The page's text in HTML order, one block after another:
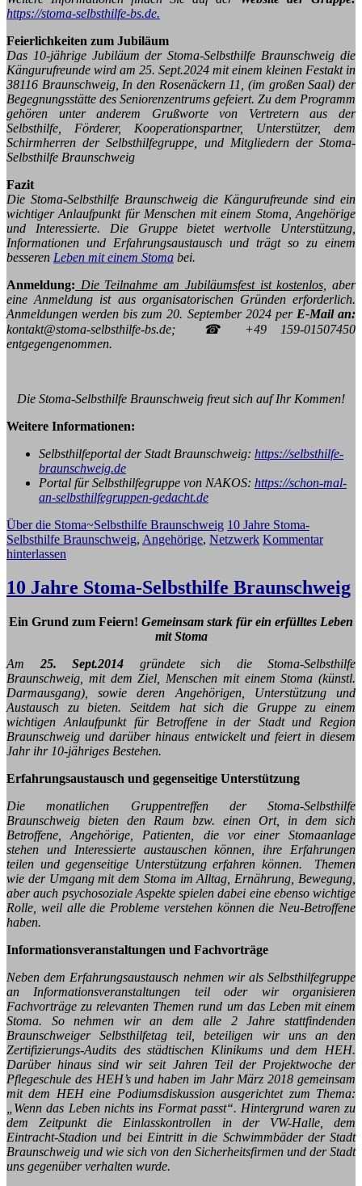
https://stoma-selbsthilfe-bs.de.
Feierlichkeiten zum Jubiläum
Das 10-jährige Jubiläum der Stoma-Selbsthilfe Braunschweig die
Kängurufreunde wird am 25. Sept.2024 mit einem kleinen Festakt in
38116 Braunschweig, In den Rosenäckern 11, (im großen Saal) der
Begegnungsstätte des Seniorenzentrums gefeiert. Zu dem Programm
gehören unter anderem Grußworte von Vertretern aus der
Selbsthilfe, Förderer, Kooperationspartner, Unterstützer, dem
Schirmherren der Selbsthilfegruppe, und Mitgliedern der Stoma-
Selbsthilfe Braunschweig
Fazit
Die Stoma-Selbsthilfe Braunschweig die Kängurufreunde sind ein
wichtiger Anlaufpunkt für Menschen mit einem Stoma, Angehörige
und Interessierte. Die Gruppe bietet wertvolle Unterstützung,
Informationen und Erfahrungsaustausch und trägt so zu einem
besseren Leben mit einem Stoma bei.
Anmeldung: Die Teilnahme am Jubiläumsfest ist kostenlos,
aber
eine Anmeldung ist aus organisatorischen Gründen erforderlich.
Anmeldungen werden bis zum 20. September 2024 per E-Mail an:
kontakt@stoma-selbsthilfe-bs.de; ☎ +49 159-01507450
entgegengenommen.
Die Stoma-Selbsthilfe Braunschweig freut sich auf Ihr Kommen!
Weitere Informationen:
Selbsthilfeportal der Stadt Braunschweig: https://selbsthilfe-
braunschweig.de
Portal für Selbsthilfegruppe von NAKOS: https://schon-mal-
an-selbsthilfegruppen-gedacht.de
Über die Stoma~Selbsthilfe Braunschweig 10 Jahre Stoma-
Selbsthilfe Braunschweig, Angehörige, Netzwerk Kommentar
hinterlassen
10 Jahre Stoma-Selbsthilfe Braunschweig
Ein Grund zum Feiern! Gemeinsam stark für ein erfülltes Leben
mit Stoma
Am 25. Sept.2014 gründete sich die Stoma-Selbsthilfe
Braunschweig, mit dem Ziel, Menschen mit einem Stoma (künstl.
Darmausgang), sowie deren Angehörigen, Unterstützung und
Austausch zu bieten. Seitdem hat sich die Gruppe zu einem
wichtigen Anlaufpunkt für Betroffene in der Stadt und Region
Braunschweig und darüber hinaus entwickelt und feiert in diesem
Jahr ihr 10-jähriges Bestehen.
Erfahrungsaustausch und gegenseitige Unterstützung
Die monatlichen Gruppentreffen der Stoma-Selbsthilfe
Braunschweig bieten den Raum bzw. einen Ort, in dem sich
Betroffene, Angehörige, Patienten, die vor einer Stomaanlage
stehen und Interessierte austauschen können, ihre Erfahrungen
teilen und gegenseitige Unterstützung erfahren können. Themen
wie der Umgang mit dem Stoma im Alltag, Ernährung, Bewegung,
aber auch psychosoziale Aspekte spielen dabei eine ebenso wichtige
Rolle, weil alle die Probleme verstehen können die Neu-Betroffene
haben.
Informationsveranstaltungen und Fachvorträge
Neben dem Erfahrungsaustausch nehmen wir als Selbsthilfegruppe
an Informationsveranstaltungen teil oder wir organisieren
Fachvorträge zu relevanten Themen rund um das Leben mit einem
Stoma. So nehmen wir an dem alle 2 Jahre stattfindenden
Braunschweiger Selbsthilfetag teil, beteiligen wir uns an den
Zertifizierungs-Audits des städtischen Klinikums und dem HEH.
Darüber hinaus sind wir seit Jahren Teil der Projektwoche der
Pflegeschule des HEH’s und haben im Jahr März 2018 gemeinsam
mit dem HEH eine Podiumsdiskussion ausgerichtet zum Thema:
„Wenn das Leben nichts ins Format passt“. Hintergrund waren zu
dem Zeitpunkt die Einlasskontrollen in der VW-Halle, dem
Eintracht-Stadion und bei Eintritt in die Schwimmbäder der Stadt
Braunschweig und wie sich von den Sicherheitsfirmen und der Stadt
uns gegenüber verhalten wurde.